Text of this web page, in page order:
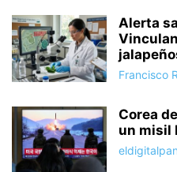
Alerta
Francisco
Corea
un misil